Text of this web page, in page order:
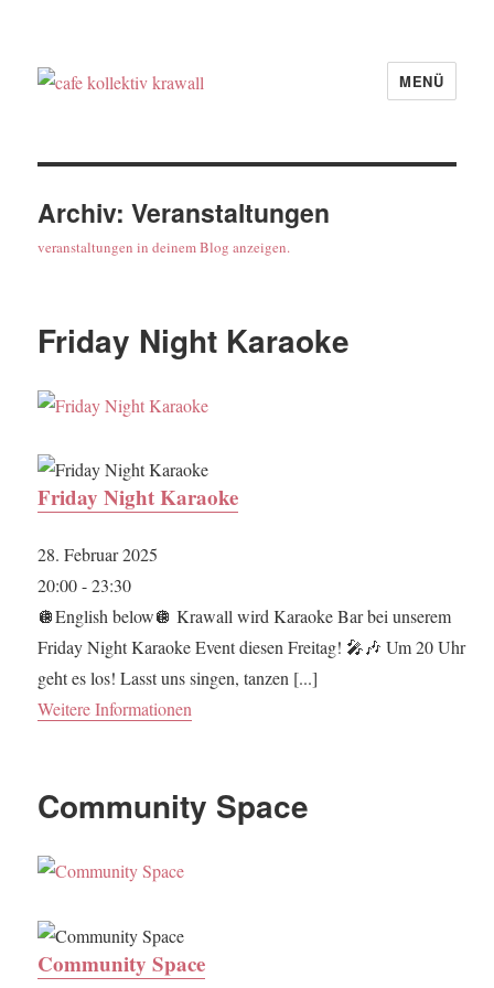
MENÜ
Archiv:Veranstaltungen
veranstaltungen in deinem Blog anzeigen.
Friday Night Karaoke
Friday Night Karaoke
28. Februar 2025
20:00 - 23:30
🪩English below🪩 Krawall wird Karaoke Bar bei unserem
Friday Night Karaoke Event diesen Freitag! 🎤🎶 Um 20 Uhr
geht es los! Lasst uns singen, tanzen [...]
Weitere Informationen
Community Space
Community Space